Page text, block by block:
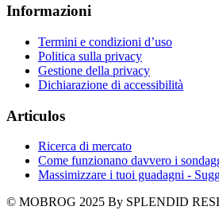
Informazioni
Termini e condizioni d’uso
Politica sulla privacy
Gestione della privacy
Dichiarazione di accessibilità
Articulos
Ricerca di mercato
Come funzionano davvero i
Massimizzare i tuoi guadagni -
© MOBROG 2025 By SPLENDID